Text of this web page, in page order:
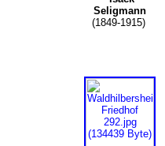
Seligmann
(1849-1915)